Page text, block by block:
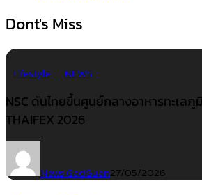
Dont's Miss
Lifestyle NEWS
NSC ดันไทยขึ้นศูนย์กลางอาหารทะเลภู
THAIFEX 2026
News GadGuan27/05/2026